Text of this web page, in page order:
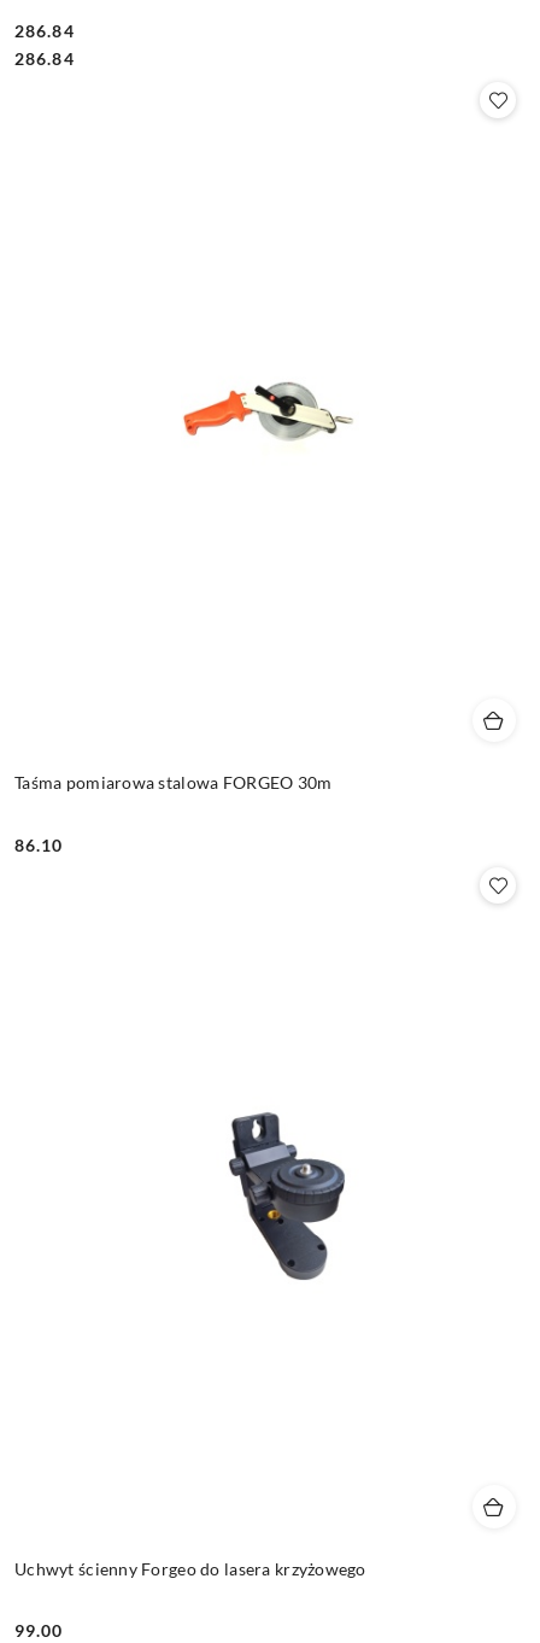
Cena:
286.84
Cena:
286.84
Taśma pomiarowa stalowa FORGEO 30m
Cena:
86.10
Uchwyt ścienny Forgeo do lasera krzyżowego
99.00